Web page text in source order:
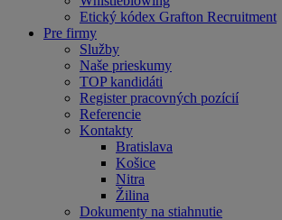
Etický kódex Grafton Recruitment
Pre firmy
Služby
Naše prieskumy
TOP kandidáti
Register pracovných pozícií
Referencie
Kontakty
Bratislava
Košice
Nitra
Žilina
Dokumenty na stiahnutie